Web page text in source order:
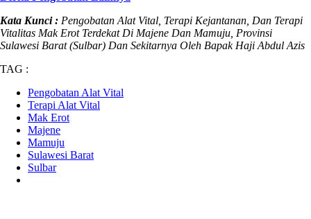
Kata Kunci : Pengobatan Alat Vital, Terapi Kejantanan, Dan Terapi
Vitalitas Mak Erot Terdekat Di Majene Dan Mamuju, Provinsi
Sulawesi Barat (Sulbar) Dan Sekitarnya Oleh Bapak Haji Abdul Azis
TAG :
Pengobatan Alat Vital
Terapi Alat Vital
Mak Erot
Majene
Mamuju
Sulawesi Barat
Sulbar